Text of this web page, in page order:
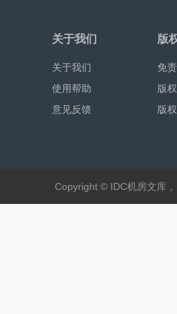
关于我们
关于我们
使用帮助
意见反馈
版
免
版
版
Copyright © IDC机房文库